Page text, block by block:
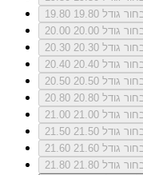
19.80
גודל 19.80
20.00
גודל 20.00
20.30
גודל 20.30
20.40
גודל 20.40
20.50
גודל 20.50
20.80
גודל 20.80
21.00
גודל 21.00
21.50
גודל 21.50
21.60
גודל 21.60
21.80
גודל 21.80